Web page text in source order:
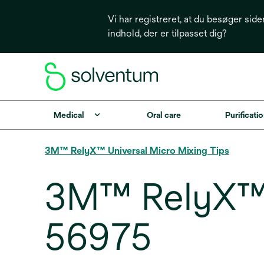
Vi har registreret, at du besøger
indhold, der er tilpasset dig?
Medical Oral care
3M™ RelyX™ Universal Micro Mixing Tips
3M™
56975